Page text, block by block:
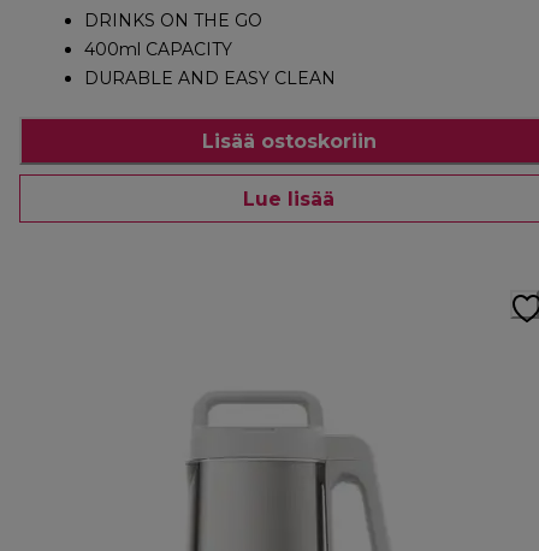
DRINKS ON THE GO
400ml CAPACITY
DURABLE AND EASY CLEAN
Lisää ostoskoriin
Lue lisää